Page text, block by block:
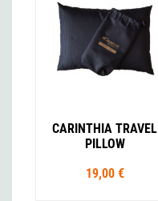
CARINTHIA TRAVEL
PILLOW
19,00 €